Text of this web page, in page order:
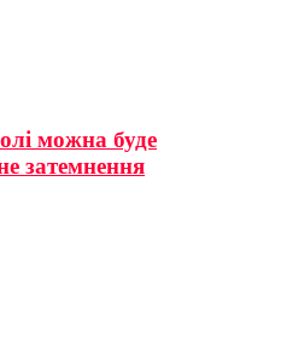
можна буде
затемнення